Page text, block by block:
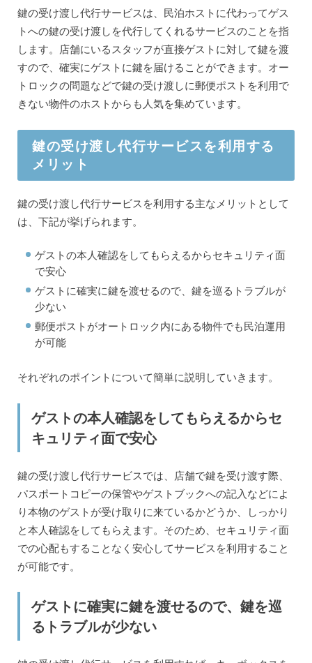
鍵の受け渡し代行サービスは、民泊ホストに代わってゲス
トへの鍵の受け渡しを代行してくれるサービスのことを指
します。店舗にいるスタッフが直接ゲストに対して鍵を渡
すので、確実にゲストに鍵を届けることができます。オー
トロックの問題などで鍵の受け渡しに郵便ポストを利用で
きない物件のホストからも人気を集めています。
鍵の受け渡し代行サービスを利用する
メリット
鍵の受け渡し代行サービスを利用する主なメリットとして
は、下記が挙げられます。
ゲストの本人確認をしてもらえるからセキュリティ面
で安心
ゲストに確実に鍵を渡せるので、鍵を巡るトラブルが
少ない
郵便ポストがオートロック内にある物件でも民泊運用
が可能
それぞれのポイントについて簡単に説明していきます。
ゲストの本人確認をしてもらえるからセ
キュリティ面で安心
鍵の受け渡し代行サービスでは、店舗で鍵を受け渡す際、
パスポートコピーの保管やゲストブックへの記入などによ
り本物のゲストが受け取りに来ているかどうか、しっかり
と本人確認をしてもらえます。そのため、セキュリティ面
での心配もすることなく安心してサービスを利用すること
が可能です。
ゲストに確実に鍵を渡せるので、鍵を巡
るトラブルが少ない